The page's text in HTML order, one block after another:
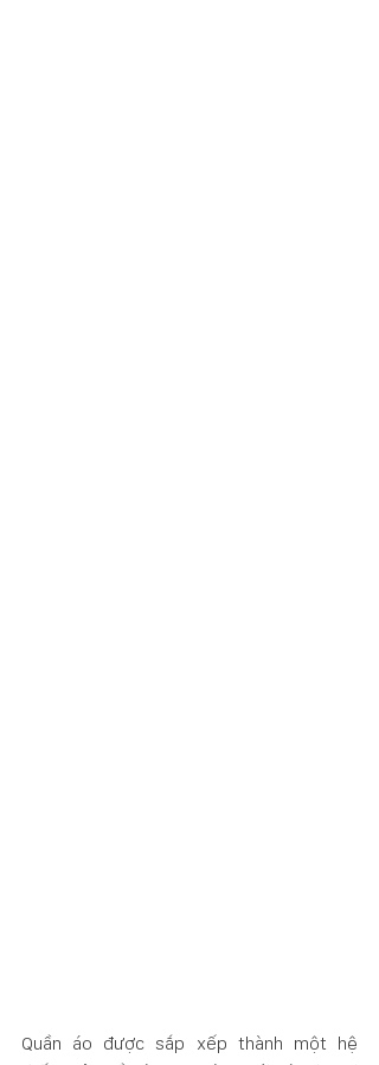
Quần áo được sắp xếp thành một hệ